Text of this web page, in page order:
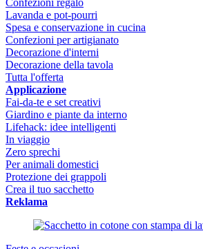
Confezioni regalo
Lavanda e pot-pourri
Spesa e conservazione in cucina
Confezioni per artigianato
Decorazione d'interni
Decorazione della tavola
Tutta l'offerta
Applicazione
Fai-da-te e set creativi
Giardino e piante da interno
Lifehack: idee intelligenti
In viaggio
Zero sprechi
Per animali domestici
Protezione dei grappoli
Crea il tuo sacchetto
Reklama